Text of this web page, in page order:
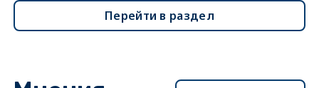
Перейти в раздел